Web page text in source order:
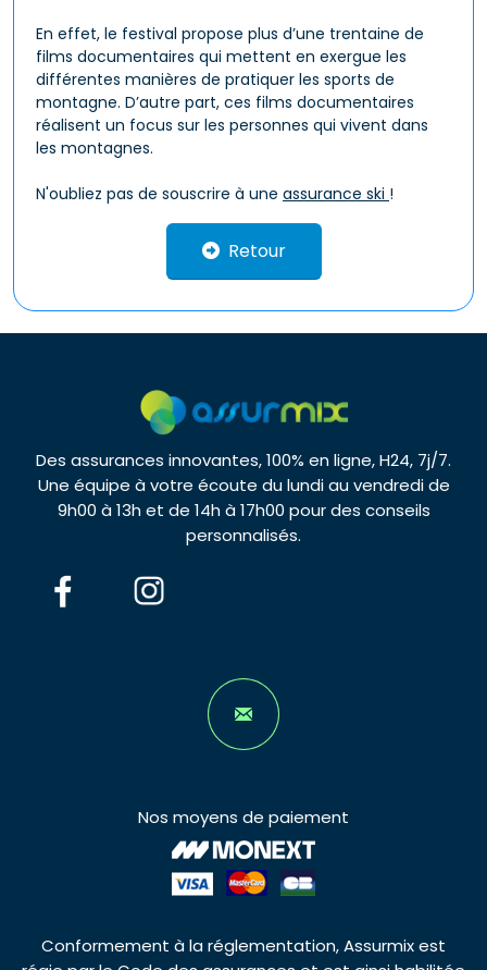
En effet, le festival propose plus d’une trentaine de
films documentaires qui mettent en exergue les
différentes manières de pratiquer les sports de
montagne. D’autre part, ces films documentaires
réalisent un focus sur les personnes qui vivent dans
les montagnes.
N'oubliez pas de souscrire à une assurance ski !
Retour
Des assurances innovantes, 100% en ligne, H24, 7j/7.
Une équipe à votre écoute du lundi au vendredi de
9h00 à 13h et de 14h à 17h00 pour des conseils
personnalisés.
Nos moyens de paiement
Conformement à la réglementation, Assurmix est